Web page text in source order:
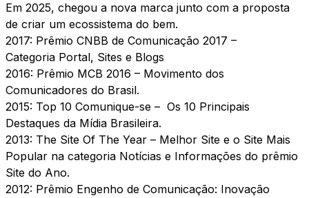
Em 2025, chegou a nova marca junto com a proposta
de criar um ecossistema do bem.
2017: Prêmio CNBB de Comunicação 2017 –
Categoria Portal, Sites e Blogs
2016: Prêmio MCB 2016 – Movimento dos
Comunicadores do Brasil.
2015: Top 10 Comunique-se – Os 10 Principais
Destaques da Mídia Brasileira.
2013: The Site Of The Year – Melhor Site e o Site Mais
Popular na categoria Notícias e Informações do prêmio
Site do Ano.
2012: Prêmio Engenho de Comunicação: Inovação